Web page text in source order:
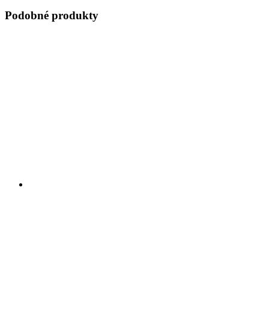
Podobné produkty